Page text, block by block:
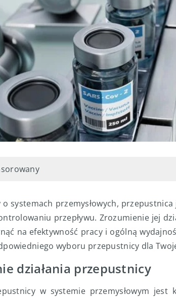
o systemach przemysłowych,
przepływu. Zrozumienie jej
na efektywność pracy i ogólną
wyboru przepustnicy dla
działania przepustnicy
w systemie przemysłowym